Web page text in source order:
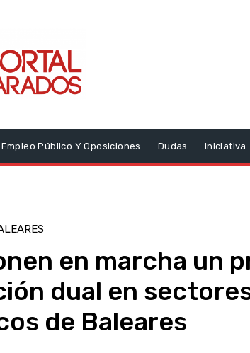
Empleo Público Y Oposiciones Dudas Iniciativa
en marcha un
dual en
de Baleares